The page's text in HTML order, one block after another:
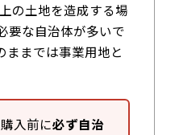
の土地を造成する場
要な自治体が多いで
ままでは事業用地と
入前に必ず自治